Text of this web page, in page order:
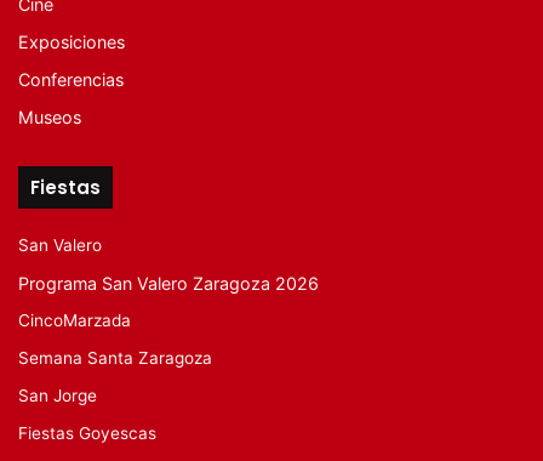
Cine
Exposiciones
Conferencias
Museos
Fiestas
San Valero
Programa San Valero Zaragoza 2026
CincoMarzada
Semana Santa Zaragoza
San Jorge
Fiestas Goyescas